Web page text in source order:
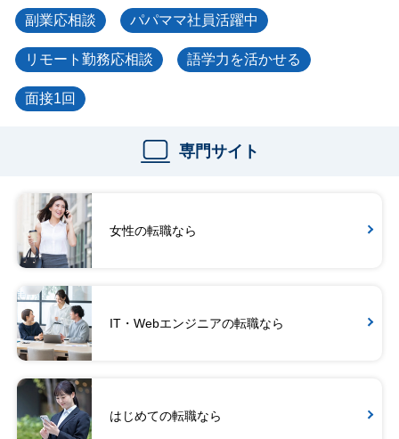
副業応相談 パパママ社員活躍中
リモート勤務応相談 語学力を活かせる
面接1回
専門サイト
女性の転職なら
IT・Webエンジニアの転職なら
はじめての転職なら